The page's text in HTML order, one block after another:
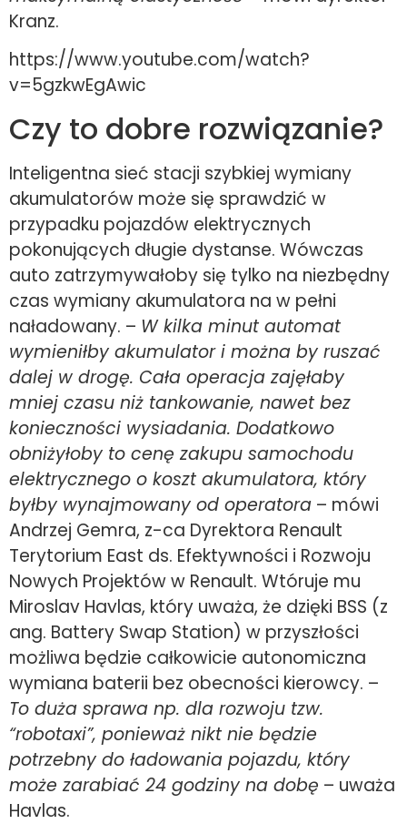
Kranz.
https://www.youtube.com/watch?
v=5gzkwEgAwic
Czy to dobre rozwiązanie?
Inteligentna sieć stacji szybkiej wymiany
akumulatorów może się sprawdzić w
przypadku pojazdów elektrycznych
pokonujących długie dystanse. Wówczas
auto zatrzymywałoby się tylko na niezbędny
czas wymiany akumulatora na w pełni
naładowany. – W kilka minut automat
wymieniłby akumulator i można by ruszać
dalej w drogę. Cała operacja zajęłaby
mniej czasu niż tankowanie, nawet bez
konieczności wysiadania. Dodatkowo
obniżyłoby to cenę zakupu samochodu
elektrycznego o koszt akumulatora, który
byłby wynajmowany od operatora – mówi
Andrzej Gemra, z-ca Dyrektora Renault
Terytorium East ds. Efektywności i Rozwoju
Nowych Projektów w Renault. Wtóruje mu
Miroslav Havlas, który uważa, że dzięki BSS (z
ang. Battery Swap Station) w przyszłości
możliwa będzie całkowicie autonomiczna
wymiana baterii bez obecności kierowcy. –
To duża sprawa np. dla rozwoju tzw.
“robotaxi”, ponieważ nikt nie będzie
potrzebny do ładowania pojazdu, który
może zarabiać 24 godziny na dobę – uważa
Havlas.